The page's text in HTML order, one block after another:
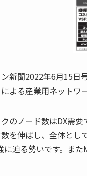
新聞2022年6月15日
よる産業用ネットワ
のノード数はDX需
を伸ばし、全体と
迫る勢いです。ま